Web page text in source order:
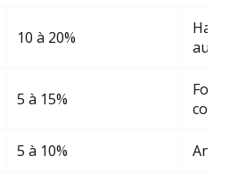
10 à 20%
auto
5 à 15%
5 à 10%